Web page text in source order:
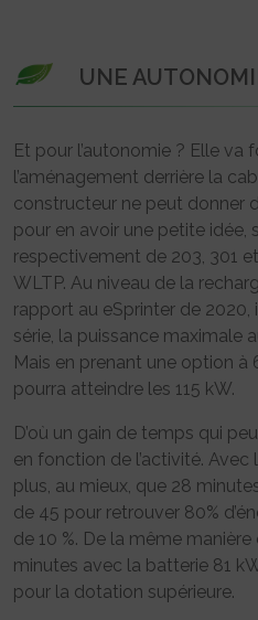
UNE
Et pour l’autonomie ? Elle
l’aménagement derrière la
constructeur ne peut donner
pour en avoir une petite idée,
respectivement de 203, 301
WLTP. Au niveau de la
rapport au eSprinter de 2020,
série, la puissance maximale
Mais en prenant une option à
pourra atteindre les 115 kW.
D’où un gain de temps qui
en fonction de l’activité.
plus, au mieux, que 28
de 45 pour retrouver 80%
de 10 %. De la même
minutes avec la batterie 81
pour la dotation supérieure.